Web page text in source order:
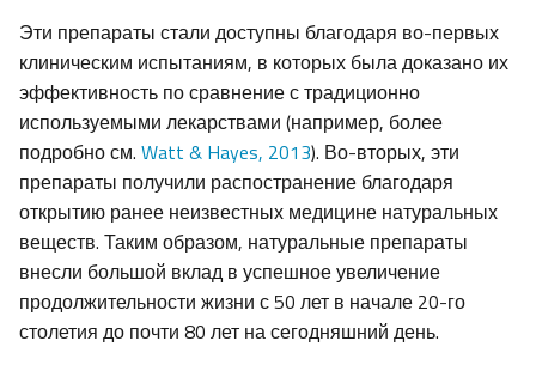
Эти препараты стали доступны благодаря во-первых
клиническим испытаниям, в которых была доказано их
эффективность по сравнение с традиционно
используемыми лекарствами (например, более
подробно см. Watt & Hayes, 2013). Во-вторых, эти
препараты получили распостранение благодаря
открытию ранее неизвестных медицине натуральных
веществ. Таким образом, натуральные препараты
внесли большой вклад в успешное увеличение
продолжительности жизни с 50 лет в начале 20-го
столетия до почти 80 лет на сегодняшний день.